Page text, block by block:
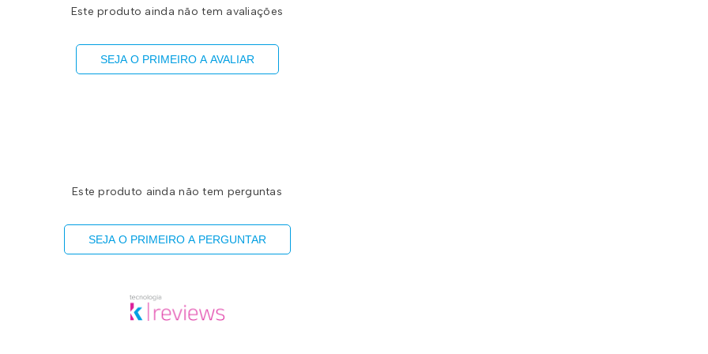
Este produto ainda não tem avaliações
SEJA O PRIMEIRO A AVALIAR
Este produto ainda não tem perguntas
SEJA O PRIMEIRO A PERGUNTAR